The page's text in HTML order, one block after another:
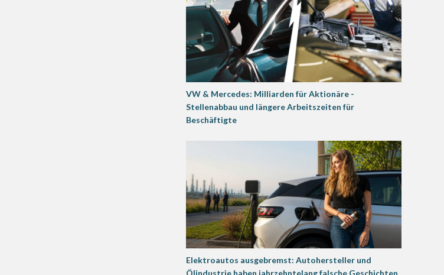
VW & Mercedes: Milliarden für Aktionäre -
Stellenabbau und längere Arbeitszeiten für
Beschäftigte
Elektroautos ausgebremst: Autohersteller und